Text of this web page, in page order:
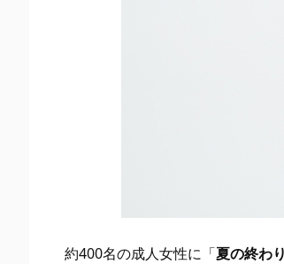
約400名の成人女性に「夏の終わ